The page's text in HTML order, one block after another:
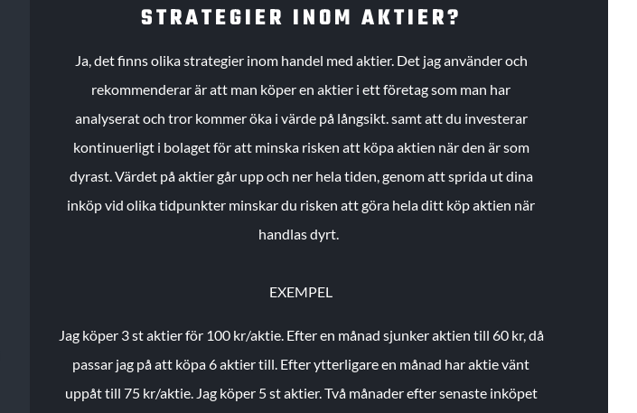
STRATEGIER INOM AKTIER?
Ja, det finns olika strategier inom handel med aktier. Det jag använder och
rekommenderar är att man köper en aktier i ett företag som man har
analyserat och tror kommer öka i värde på långsikt. samt att du investerar
kontinuerligt i bolaget för att minska risken att köpa aktien när den är som
dyrast. Värdet på aktier går upp och ner hela tiden, genom att sprida ut dina
inköp vid olika tidpunkter minskar du risken att göra hela ditt köp aktien när
handlas dyrt.
EXEMPEL
Jag köper 3 st aktier för 100 kr/aktie. Efter en månad sjunker aktien till 60 kr, då
passar jag på att köpa 6 aktier till. Efter ytterligare en månad har aktie vänt
uppåt till 75 kr/aktie. Jag köper 5 st aktier.Två månader efter senaste inköpet